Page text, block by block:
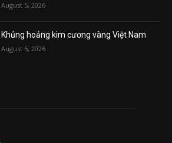
August 5, 2026
Khủng hoảng kim cương vàng Việt Nam
August 5, 2026